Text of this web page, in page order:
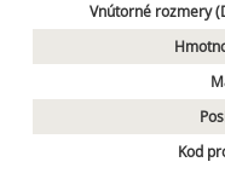
Vnútorné rozmery
Kod